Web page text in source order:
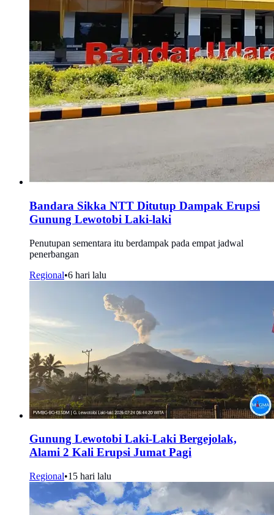
Bandara Sikka NTT Ditutup Dampak Erupsi
Gunung Lewotobi Laki-laki
Penutupan sementara itu berdampak pada empat jadwal
penerbangan
Regional•6 hari lalu
Gunung Lewotobi Laki-Laki Bergejolak,
Alami 2 Kali Erupsi Jumat Pagi
Regional•15 hari lalu